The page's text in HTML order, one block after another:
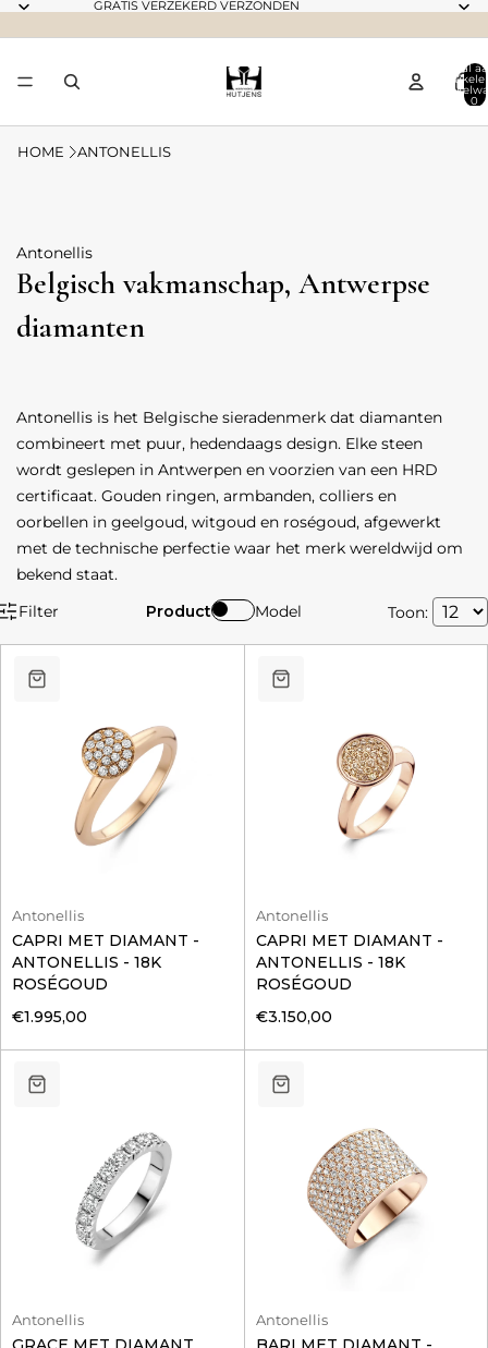
GRATIS VERZEKERD VERZONDEN
Totaal
0
HOME ANTONELLIS
Antonellis
Belgisch vakmanschap, Antwerpse
diamanten
Antonellis is het Belgische sieradenmerk dat diamanten
combineert met puur, hedendaags design. Elke steen
wordt geslepen in Antwerpen en voorzien van een HRD
certificaat. Gouden ringen, armbanden, colliers en
oorbellen in geelgoud, witgoud en roségoud, afgewerkt
met de technische perfectie waar het merk wereldwijd om
bekend staat.
Filter
Product Model Toon:
Antonellis
CAPRI MET DIAMANT -
ANTONELLIS - 18K
ROSÉGOUD
€1.995,00
Antonellis
CAPRI MET DIAMANT -
ANTONELLIS - 18K
ROSÉGOUD
€3.150,00
Antonellis Antonellis